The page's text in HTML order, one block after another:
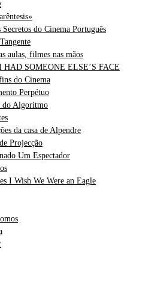
do Cinema Português
aulas, filmes nas mãos
SOMEONE ELSE’S FACE
do Cinema
Perpétuo
do Algoritmo
da casa de Alpendre
Projecção
Um Espectador
I Wish We Were an Eagle